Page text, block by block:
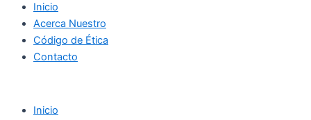
Inicio
Acerca Nuestro
Código de Ética
Contacto
Inicio